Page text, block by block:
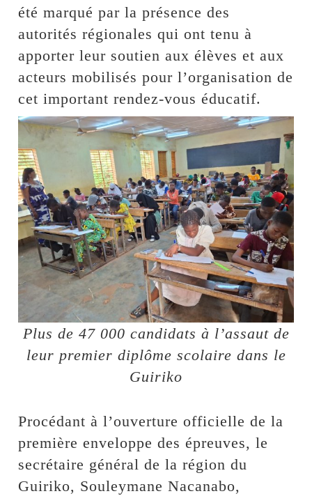
été marqué par la présence des
autorités régionales qui ont tenu à
apporter leur soutien aux élèves et aux
acteurs mobilisés pour l’organisation de
cet important rendez-vous éducatif.
Plus de 47 000 candidats à l’assaut de
leur premier diplôme scolaire dans le
Guiriko
Procédant à l’ouverture officielle de la
première enveloppe des épreuves, le
secrétaire général de la région du
Guiriko, Souleymane Nacanabo,